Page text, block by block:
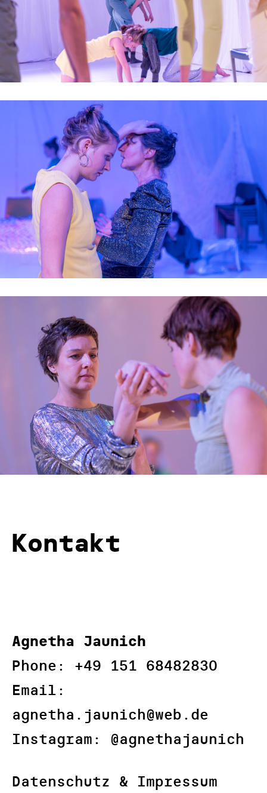
Kontakt
Agnetha Jaunich
Phone: +49 151 68482830‬
Email:
agnetha.jaunich@web.de
Instagram: @agnethajaunich
Datenschutz & Impressum